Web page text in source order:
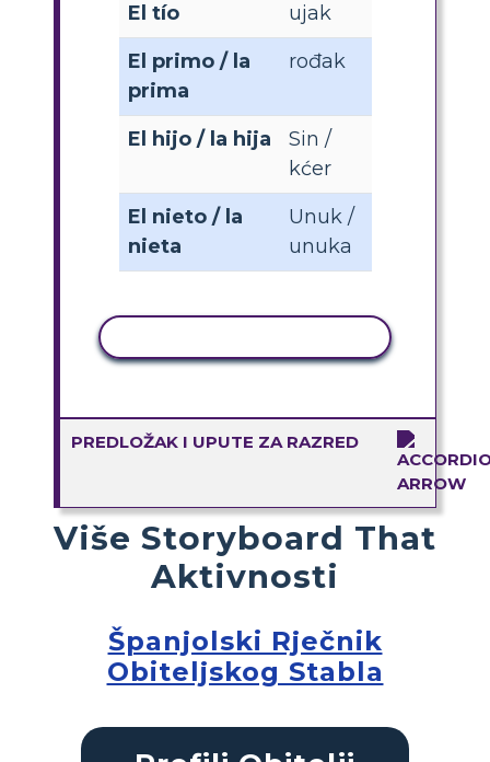
El tío
ujak
El primo / la
prima
rođak
El hijo / la hija
Sin /
kćer
El nieto / la
nieta
Unuk /
unuka
PREDLOŽAK I UPUTE ZA RAZRED
Više Storyboard That
Aktivnosti
Španjolski Rječnik
Obiteljskog Stabla